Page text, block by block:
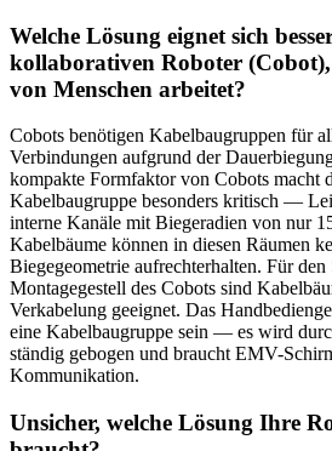
Welche Lösung eignet sich
kollaborativen Roboter
von Menschen arbeitet?
Cobots benötigen Kabelbaugruppen für
Verbindungen aufgrund der
kompakte Formfaktor von Cobots macht
Kabelbaugruppe besonders kritisch —
interne Kanäle mit Biegeradien von nur
Kabelbäume können in diesen Räumen
Biegegeometrie aufrechterhalten. Für
Montagegestell des Cobots sind
Verkabelung geeignet. Das
eine Kabelbaugruppe sein — es wird
ständig gebogen und braucht EMV-
Kommunikation.
Unsicher, welche Lösung Ihre